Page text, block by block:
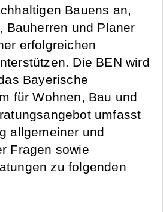
Bauens an,
Bauherren und Planer
erfolgreichen
Die BEN wird
Bayerische
für Wohnen, Bau und
umfasst
allgemeiner und
Fragen sowie
zu folgenden